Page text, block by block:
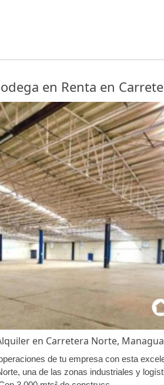
en Renta en
en Carretera Norte,
de tu empresa con esta
una de las zonas industriales y